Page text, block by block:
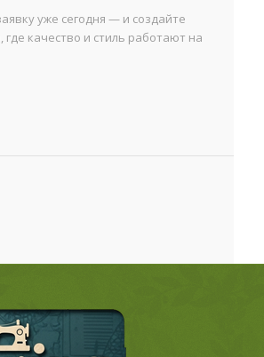
уже сегодня — и создайте
где качество и стиль работают на